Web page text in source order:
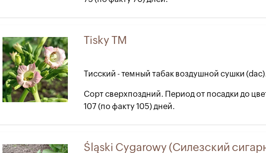
Tisky TM
Тисский - темный табак воздушной сушки
Сорт сверхпоздний. Период от посадки до
107 (по факту 105) дней.
Śląski Cygarowy (Силезский